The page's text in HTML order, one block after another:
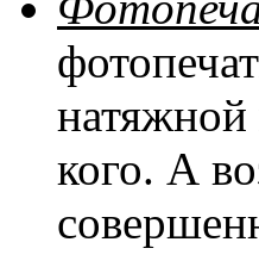
натяжной
кого. А